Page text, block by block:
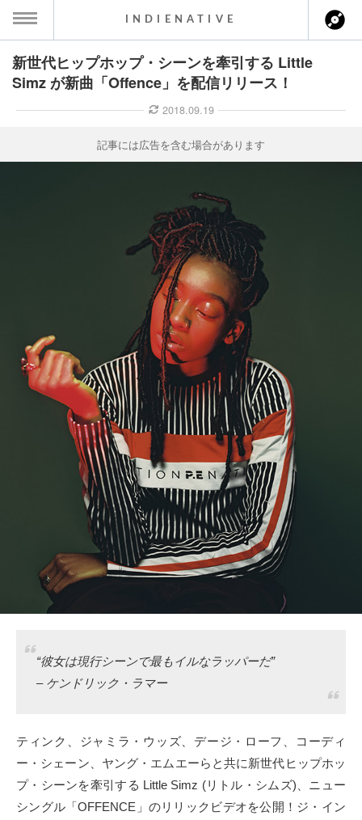
MENU
ト
クト
Tumblr
to indienative
INDIENATIVE
新世代ヒップホップ・シーンを牽引する Little
Simz が新曲「Offence」を配信リリース！
2018.09.19
記事には広告を含む場合があります
“彼女は現行シーンで最もイルなラッパーだ”
– ケンドリック・ラマー
ティンク、ジャミラ・ウッズ、デージ・ローフ、コーディ
ー・シェーン、ヤング・エムエーらと共に新世代ヒップホッ
プ・シーンを牽引する Little Simz (リトル・シムズ)、ニュー
シングル「OFFENCE」のリリックビデオを公開！ジ・イン